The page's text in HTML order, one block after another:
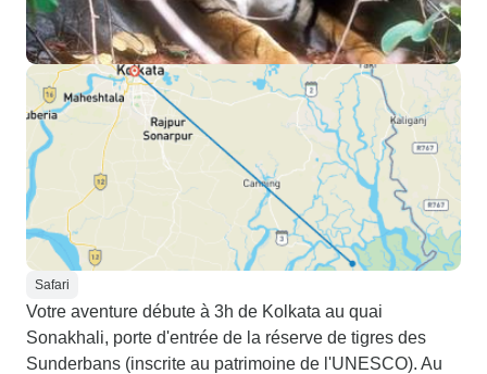
Safari
Votre aventure débute à 3h de Kolkata au quai
Sonakhali, porte d'entrée de la réserve de tigres des
Sunderbans (inscrite au patrimoine de l'UNESCO). Au